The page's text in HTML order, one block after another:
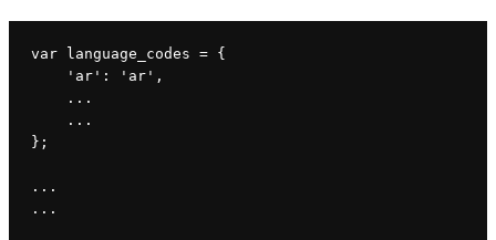
var language_codes = {
'ar' : 'ar' ,
    ...
    ...
};
...
...